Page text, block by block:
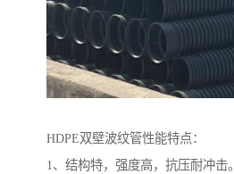
HDPE双壁波纹管性能特点：
1、结构特，强度高，抗压耐冲击。